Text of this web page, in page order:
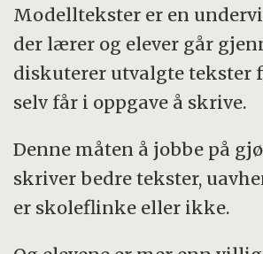
Modelltekster er en
der lærer og elever går
diskuterer utvalgte tekster
selv får i oppgave å skrive.
Denne måten å jobbe på
skriver bedre tekster,
er skoleflinke eller ikke.